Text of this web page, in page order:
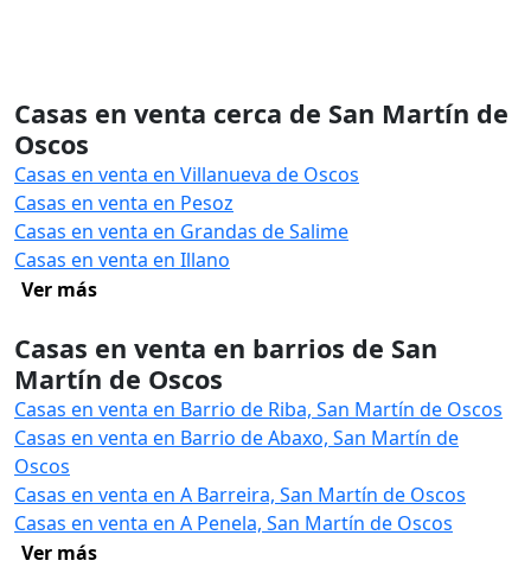
Casas en venta cerca de San Martín de
Oscos
Casas en venta en Villanueva de Oscos
Casas en venta en Pesoz
Casas en venta en Grandas de Salime
Casas en venta en Illano
Ver más
Casas en venta en barrios de San
Martín de Oscos
Casas en venta en Barrio de Riba, San Martín de Oscos
Casas en venta en Barrio de Abaxo, San Martín de
Oscos
Casas en venta en A Barreira, San Martín de Oscos
Casas en venta en A Penela, San Martín de Oscos
Ver más